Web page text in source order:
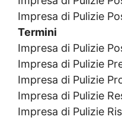
Impresa di Pulizie
Termini
Impresa di Pulizie
Impresa di Pulizie
Impresa di Pulizie
Impresa di Pulizie
Impresa di Pulizie